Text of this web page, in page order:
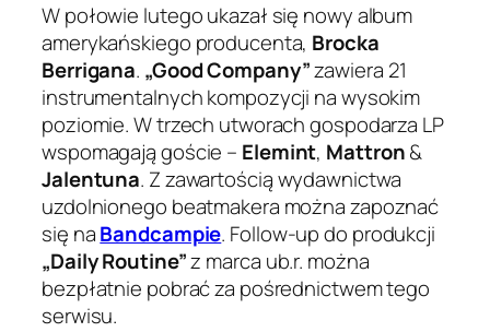
W połowie lutego ukazał się nowy album
amerykańskiego producenta, Brocka
Berrigana. „Good Company”zawiera 21
instrumentalnych kompozycji na wysokim
poziomie. W trzech utworach gospodarza LP
wspomagają goście – Elemint, Mattron&
Jalentuna. Z zawartością wydawnictwa
uzdolnionego beatmakera można zapoznać
się naBandcampie. Follow-up do produkcji
„Daily Routine”z marca ub.r. można
bezpłatnie pobrać za pośrednictwem tego
serwisu.